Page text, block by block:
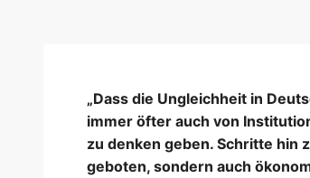
„Dass die Ungleichheit in
immer öfter auch von
zu denken geben. Schritte hin
geboten, sondern auch